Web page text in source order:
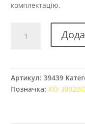
комплектацію.
хром
Артикул:39439
Позначка: KO-